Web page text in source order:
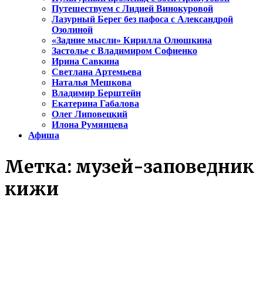
Путешествуем с Лидией Винокуровой
Лазурный Берег без пафоса с Александрой
Озолиной
«Задние мысли» Кирилла Олюшкина
Застолье с Владимиром Софиенко
Ирина Савкина
Светлана Артемьева
Наталья Мешкова
Владимир Берштейн
Екатерина Габалова
Олег Липовецкий
Илона Румянцева
Афиша
Метка: музей-заповедник
кижи